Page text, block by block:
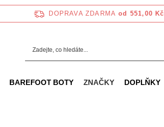
DOPRAVA ZDARMA od 551,00 Kč
BAREFOOT BOTY ZNAČKY DOPLŇKY